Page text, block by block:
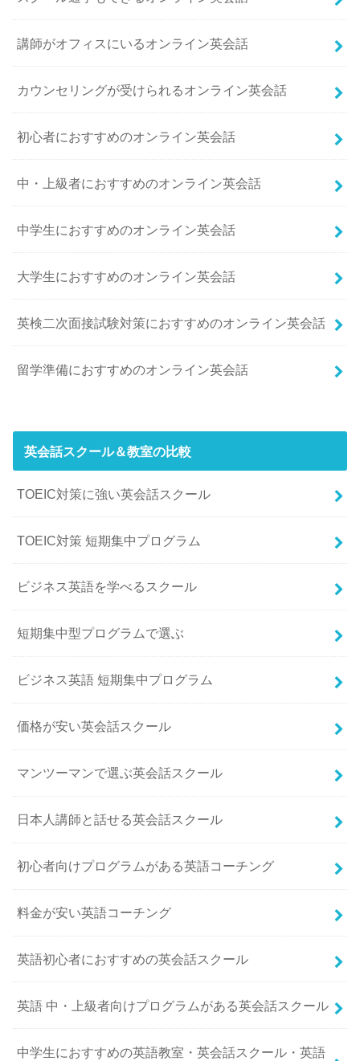
講師がオフィスにいるオンライン英会話
カウンセリングが受けられるオンライン英会話
初心者におすすめのオンライン英会話
中・上級者におすすめのオンライン英会話
中学生におすすめのオンライン英会話
大学生におすすめのオンライン英会話
英検二次面接試験対策におすすめのオンライン英会話
留学準備におすすめのオンライン英会話
英会話スクール＆教室の比較
TOEIC対策に強い英会話スクール
TOEIC対策 短期集中プログラム
ビジネス英語を学べるスクール
短期集中型プログラムで選ぶ
ビジネス英語 短期集中プログラム
価格が安い英会話スクール
マンツーマンで選ぶ英会話スクール
日本人講師と話せる英会話スクール
初心者向けプログラムがある英語コーチング
料金が安い英語コーチング
英語初心者におすすめの英会話スクール
英語 中・上級者向けプログラムがある英会話スクール
中学生におすすめの英語教室・英会話スクール・英語